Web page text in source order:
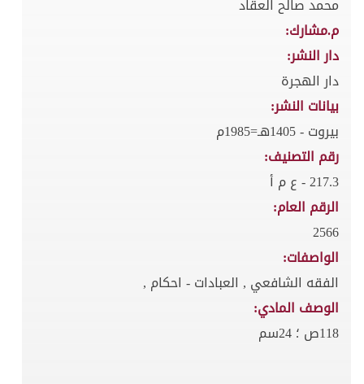
م.مشارك:
دار النشر:
دار الهجرة
بيانات النشر:
بيروت - 1405هـ=1985م
رقم التصنيف:
217.3 - ع م أ
الرقم العام:
2566
الواصفات:
الفقه الشافعي , العبادات - احكام ,
الوصف المادي:
118ص ؛ 24سم